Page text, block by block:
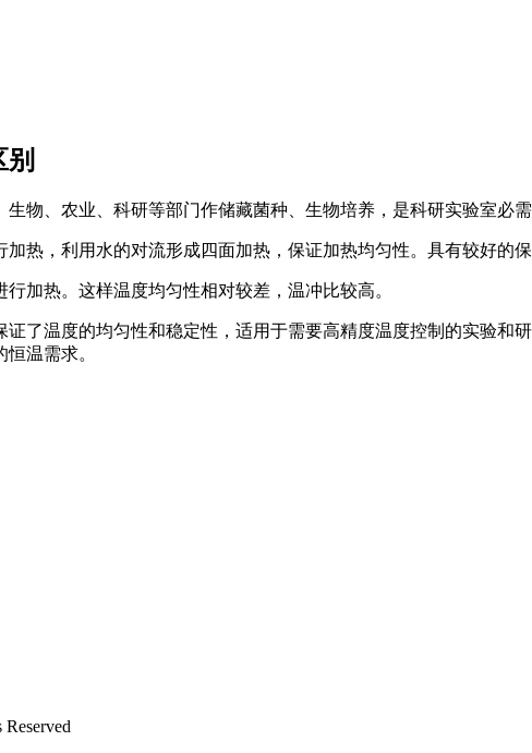
物、农业、科研等部门作储藏菌种、生物培养，是科研实验室必
热，利用水的对流形成四面加热，保证加热均匀性。具有较好的
加热。这样温度均匀性相对较差，温冲比较高。
了温度的均匀性和稳定性，适用于需要高精度温度控制的实验和
温需求。
Reserved